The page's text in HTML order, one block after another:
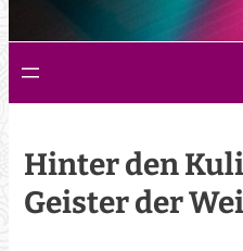
Hinter den
Geister der